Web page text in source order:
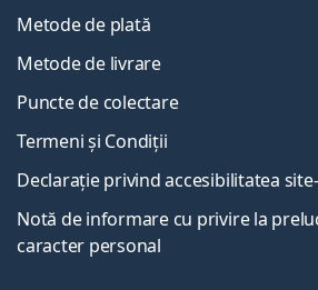
Metode de plată
Metode de livrare
Puncte de colectare
Termeni și Condiții
Declarație privind accesibilitatea
Notă de informare cu privire la
caracter personal